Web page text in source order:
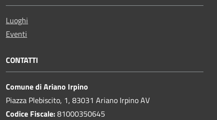
Luoghi
Eventi
CONTATTI
Comune di Ariano Irpino
Piazza Plebiscito, 1, 83031 Ariano Irpino AV
Codice Fiscale:81000350645